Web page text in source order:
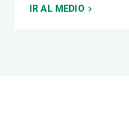
IR AL MEDIO